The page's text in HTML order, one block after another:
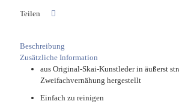
Teilen
Beschreibung
Zusätzliche Information
aus Original-Skai-Kunstleder in äußerst
Zweifachvernähung hergestellt
Einfach zu reinigen